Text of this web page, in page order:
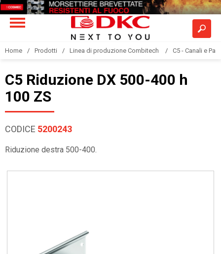
Home Prodotti Linea di produzione Combitech C5 - Canali e
C5 Riduzione DX 500-400 h
100 ZS
CODICE 5200243
Riduzione destra 500-400.